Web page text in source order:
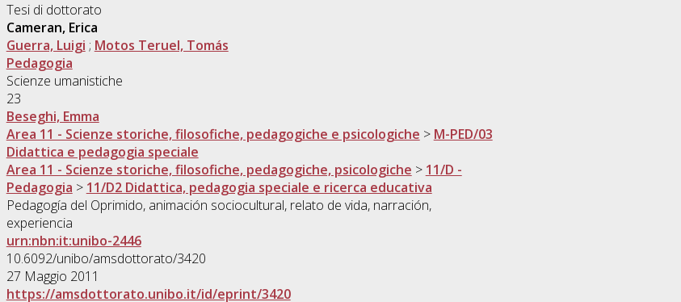
Tesi di dottorato
Cameran, Erica
Guerra, Luigi ; Motos Teruel, Tomás
Pedagogia
Scienze umanistiche
23
Beseghi, Emma
Area 11 - Scienze storiche, filosofiche, pedagogiche e psicologiche > M-PED/03
Didattica e pedagogia speciale
Area 11 - Scienze storiche, filosofiche, pedagogiche, psicologiche > 11/D -
Pedagogia > 11/D2 Didattica, pedagogia speciale e ricerca educativa
Pedagogía del Oprimido, animación sociocultural, relato de vida, narración,
experiencia
urn:nbn:it:unibo-2446
10.6092/unibo/amsdottorato/3420
27 Maggio 2011
https://amsdottorato.unibo.it/id/eprint/3420